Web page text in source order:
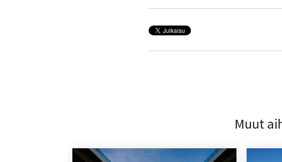
Muut